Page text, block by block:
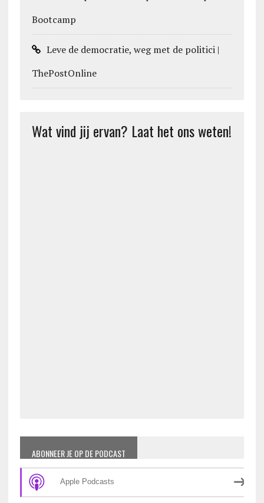
Bootcamp
Leve de democratie, weg met de politici |
ThePostOnline
Wat vind jij ervan? Laat het ons weten!
ABONNEER JE OP DE PODCAST
Apple Podcasts